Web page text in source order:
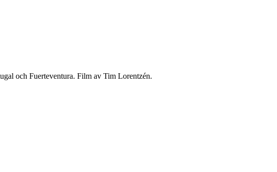
och Fuerteventura. Film av Tim Lorentzén.